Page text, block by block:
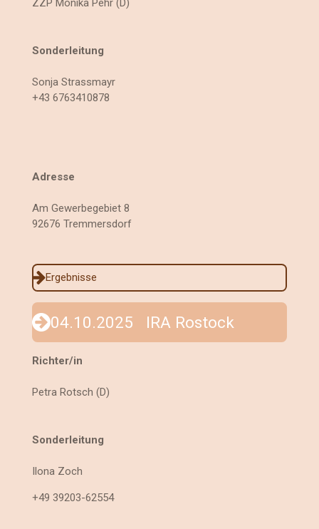
ZZP Monika Pehr (D)
Sonderleitung
Sonja Strassmayr
+43 6763410878
Adresse
Am Gewerbegebiet 8
92676 Tremmersdorf
Ergebnisse
04.10.2025 IRA Rostock
Richter/in
Petra Rotsch (D)
Sonderleitung
Ilona Zoch
+49 39203-62554